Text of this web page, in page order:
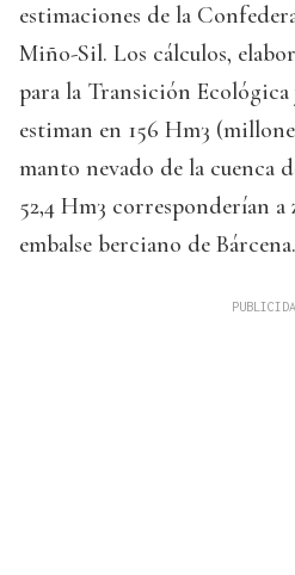
estimaciones de la
Miño-Sil. Los cálculos,
para la Transición
estiman en 156 Hm3
manto nevado de la cuenca
52,4 Hm3 corresponderían a
embalse berciano de Bárcena.